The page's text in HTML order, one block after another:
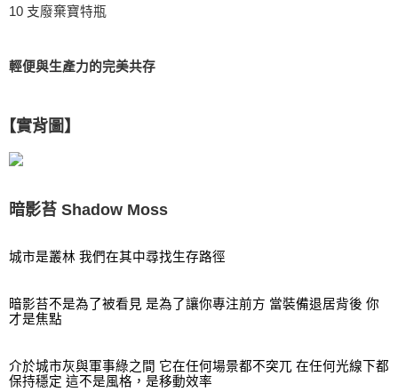
10 支廢棄寶特瓶
輕便與生產力的完美共存
【實背圖 】
暗影苔 Shadow Moss
城市是叢林 我們在其中尋找生存路徑
暗影苔不是為了被看見 是為了讓你專注前方 當裝備退居背後 你
才是焦點
介於城市灰與軍事綠之間 它在任何場景都不突兀 在任何光線下都
保持穩定 這不是風格，是移動效率